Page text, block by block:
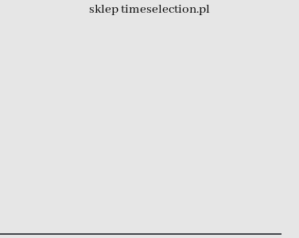
sklep timeselection.pl